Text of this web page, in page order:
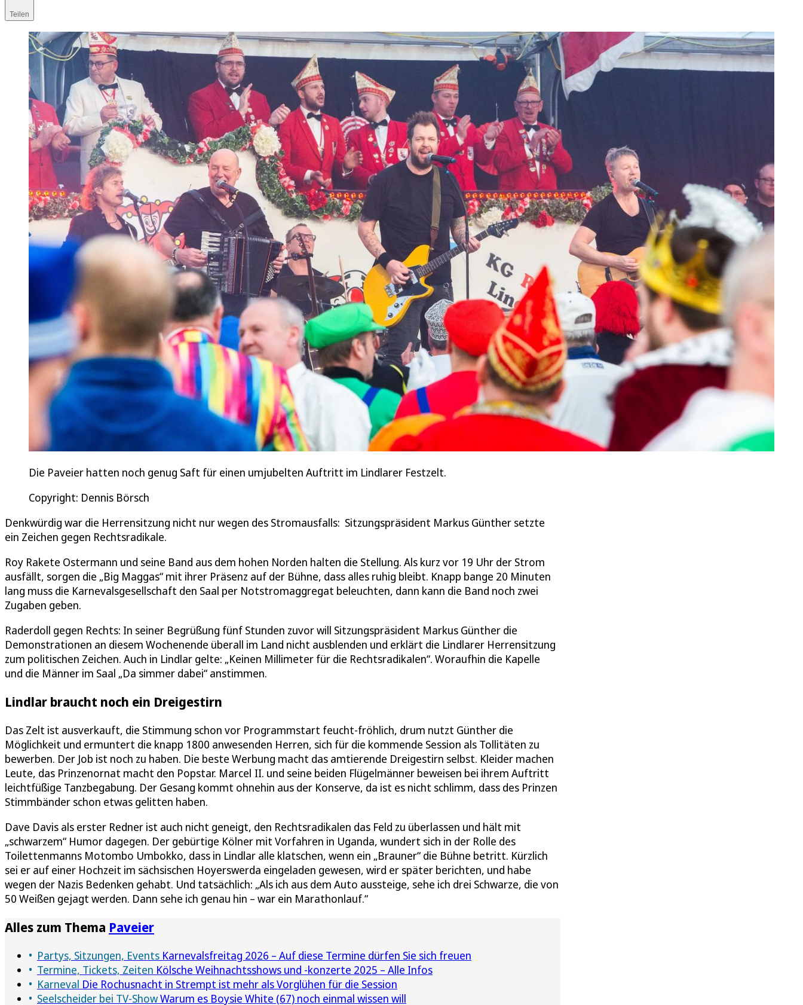
Teilen
Die Paveier hatten noch genug Saft für einen umjubelten Auftritt im Lindlarer Festzelt.
Copyright: Dennis Börsch
Denkwürdig war die Herrensitzung nicht nur wegen des Stromausfalls: Sitzungspräsident Markus Günther setzte
ein Zeichen gegen Rechtsradikale.
Roy Rakete Ostermann und seine Band aus dem hohen Norden halten die Stellung. Als kurz vor 19 Uhr der Strom
ausfällt, sorgen die „Big Maggas“ mit ihrer Präsenz auf der Bühne, dass alles ruhig bleibt. Knapp bange 20 Minuten
lang muss die Karnevalsgesellschaft den Saal per Notstromaggregat beleuchten, dann kann die Band noch zwei
Zugaben geben.
Raderdoll gegen Rechts: In seiner Begrüßung fünf Stunden zuvor will Sitzungspräsident Markus Günther die
Demonstrationen an diesem Wochenende überall im Land nicht ausblenden und erklärt die Lindlarer Herrensitzung
zum politischen Zeichen. Auch in Lindlar gelte: „Keinen Millimeter für die Rechtsradikalen“. Woraufhin die Kapelle
und die Männer im Saal „Da simmer dabei“ anstimmen.
Lindlar braucht noch ein Dreigestirn
Das Zelt ist ausverkauft, die Stimmung schon vor Programmstart feucht-fröhlich, drum nutzt Günther die
Möglichkeit und ermuntert die knapp 1800 anwesenden Herren, sich für die kommende Session als Tollitäten zu
bewerben. Der Job ist noch zu haben. Die beste Werbung macht das amtierende Dreigestirn selbst. Kleider machen
Leute, das Prinzenornat macht den Popstar. Marcel II. und seine beiden Flügelmänner beweisen bei ihrem Auftritt
leichtfüßige Tanzbegabung. Der Gesang kommt ohnehin aus der Konserve, da ist es nicht schlimm, dass des Prinzen
Stimmbänder schon etwas gelitten haben.
Dave Davis als erster Redner ist auch nicht geneigt, den Rechtsradikalen das Feld zu überlassen und hält mit
„schwarzem“ Humor dagegen. Der gebürtige Kölner mit Vorfahren in Uganda, wundert sich in der Rolle des
Toilettenmanns Motombo Umbokko, dass in Lindlar alle klatschen, wenn ein „Brauner“ die Bühne betritt. Kürzlich
sei er auf einer Hochzeit im sächsischen Hoyerswerda eingeladen gewesen, wird er später berichten, und habe
wegen der Nazis Bedenken gehabt. Und tatsächlich: „Als ich aus dem Auto aussteige, sehe ich drei Schwarze, die von
50 Weißen gejagt werden. Dann sehe ich genau hin – war ein Marathonlauf.“
Alles zum Thema Paveier
Partys, Sitzungen, Events Karnevalsfreitag 2026 – Auf diese Termine dürfen Sie sich freuen
Termine, Tickets, Zeiten Kölsche Weihnachtsshows und -konzerte 2025 – Alle Infos
Karneval Die Rochusnacht in Strempt ist mehr als Vorglühen für die Session
Seelscheider bei TV-ShowWarum es Boysie White (67) noch einmal wissen will